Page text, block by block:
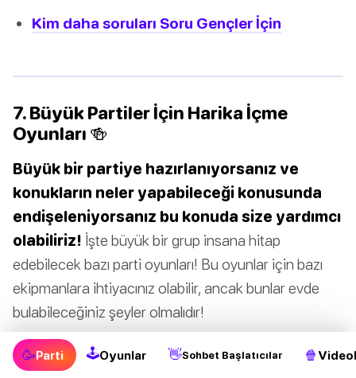
Kim daha soruları Soru Gençler İçin
7. Büyük Partiler İçin Harika İçme
Oyunları 🍻
Büyük bir partiye hazırlanıyorsanız ve
konukların neler yapabileceği konusunda
endişeleniyorsanız bu konuda size yardımcı
olabiliriz! İşte büyük bir grup insana hitap
edebilecek bazı parti oyunları! Bu oyunlar için bazı
ekipmanlara ihtiyacınız olabilir, ancak bunlar evde
bulabileceğiniz şeyler olmalıdır!
Aşağıdaki İçme Oyunlarını keşfedin:
🥳Parti 🕹Oyunlar 👋Sohbet Başlatıcılar 🍿